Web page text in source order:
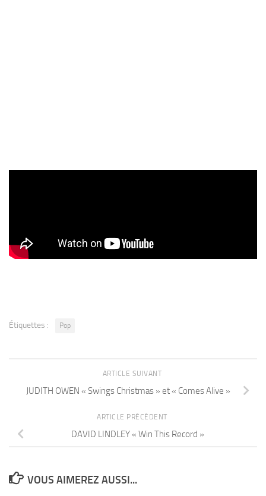
Étiquettes : Pop
ARTICLE SUIVANT
JUDITH OWEN « Swings Christmas » et « Comes Alive »
ARTICLE PRÉCÉDENT
DAVID LINDLEY « Win This Record »
VOUS AIMEREZ AUSSI...